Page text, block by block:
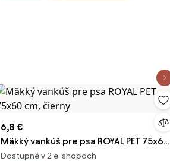
6,8 €
Mäkký vankúš pre psa ROYAL PET 75x60
cm, čierny
Dostupné v 2 e-shopoch